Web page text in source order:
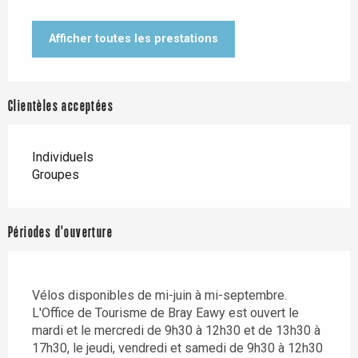
Afficher toutes les prestations
Clientèles acceptées
Individuels
Groupes
Périodes d'ouverture
Vélos disponibles de mi-juin à mi-septembre.
L'Office de Tourisme de Bray Eawy est ouvert le
mardi et le mercredi de 9h30 à 12h30 et de 13h30 à
17h30, le jeudi, vendredi et samedi de 9h30 à 12h30